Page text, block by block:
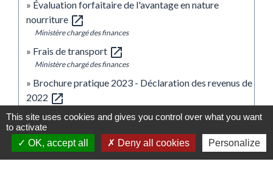
Évaluation forfaitaire de l'avantage en nature
nourriture open_in_new
Ministère chargé des finances
Frais de transport open_in_new
Ministère chargé des finances
Brochure pratique 2023 - Déclaration des revenus de
2022 open_in_new
Impôt sur le revenu : dépliants d'information open_in_new
Ministère chargé des finances
This site uses cookies and gives you control over what you want
to activate
OK, accept all
Deny all cookies Personalize